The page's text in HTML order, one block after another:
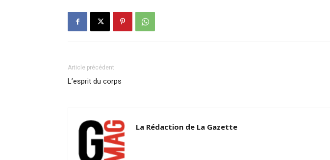
Article précédent
L’esprit du corps
La Rédaction de La Gazette